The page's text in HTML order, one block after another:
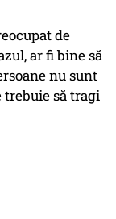
de
ar fi bine să
nu sunt
să tragi